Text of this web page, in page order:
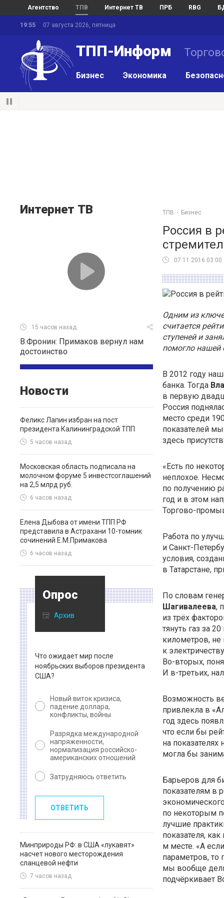
Агентство ТПВ Интернет ТВ ПРБ RBG
19:55 07 августа 2026, пятница
ТПП-Информ
Бизнес Экономика
Интернет ТВ
15 часов назад
В.Фронин: Примаков вернул нам
достоинство
Новости
Феликс Лапин избран на пост
президента Калининградской ТПП
5 часов назад
Московская область подписала на
молочном форуме 5 инвестсоглашений
на 2,5 млрд руб.
6 часов назад
Елена Дыбова от имени ТПП РФ
представила в Астрахани 10-томник
сочинений Е.М.Примакова
6 часов назад
Опрос
Архив
Что ожидает мир после
ноябрьских выборов президента
США?
Новый виток кризиса,
падение доллара,
конфликты, войны
Разрядка международной
напряженности,
нормализация российско-
американских отношений
Затрудняюсь ответить
ОТВЕТИТЬ
Минприроды РФ: в США «лукавят»
насчет нового месторождения
сланцевой нефти
7 часов назад
ТПВ Бизнес
Россия в
07.11.2016 03:00
Одним из
считается
ступеней и
помогло нашей
В 2012 году
банка. Тогда
в первую
Россия
место среди
показателей
здесь
«Есть по
неплохое.
по получению
год и в этом
Торгово-
Работа по
и Санкт-
условия,
в Татарстане,
По словам
Шагивалеева,
из трёх
тянуть газ за
километров, не
к
Во-вторых,
И в-третьих,
Возможность
привлекла в
год здесь
что если бы
на
могла бы
Барьеров для
показателям в
по некоторым
лучшие
показателя,
м месте. «А
параметров, то
мы вообще
подчёркивает